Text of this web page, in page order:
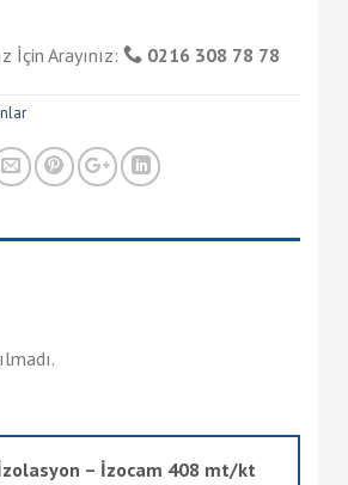
İçin Arayınız: 0216 308 78 78
– İzocam 408 mt/kt